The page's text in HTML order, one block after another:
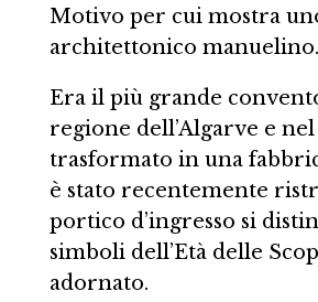
Motivo per cui mostra
architettonico manuelino.
Era il più grande
regione dell’Algarve e nel
trasformato in una
è stato recentemente
portico d’ingresso si
simboli dell’Età delle
adornato.